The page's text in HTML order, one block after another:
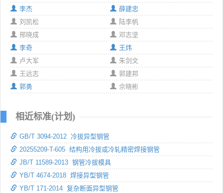
李杰
薛建忠
刘凯松
陆李帆
邢晓成
邓志坚
李奇
王炜
卢大军
朱剑文
王远志
郭建邦
郭勇
佘晓彬
相近标准(计划)
GB/T 3094-2012 冷拔异型钢管
20255209-T-605 结构用冷拔或冷轧精密焊接钢管
JB/T 11589-2013 钢管冷拔模具
YB/T 4674-2018 焊接异型钢管
YB/T 171-2014 复杂断面异型钢管